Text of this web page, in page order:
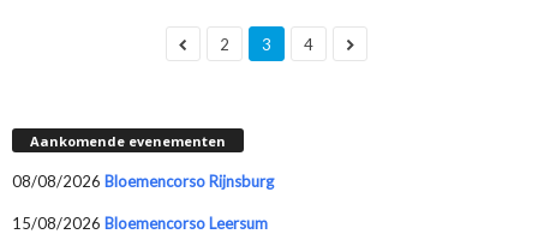
2 3 4
Aankomende evenementen
08/08/2026 Bloemencorso Rijnsburg
15/08/2026 Bloemencorso Leersum